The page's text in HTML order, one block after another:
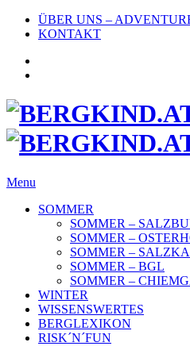
ÜBER UNS –
KONTAKT
Menu
SOMMER
SOMMER –
SOMMER –
SOMMER –
SOMMER – BGL
SOMMER –
WINTER
WISSENSWERTES
BERGLEXIKON
RISK´N´FUN